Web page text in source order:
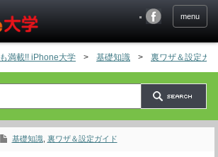
menu
満載!! iPhone大学 > 基礎知識 > 裏ワザ＆設定ガ
基礎知識, 裏ワザ＆設定ガイド